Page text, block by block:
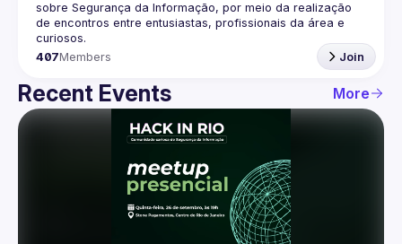
sobre Segurança da Informação, por meio da realização
de encontros entre entusiastas, profissionais da área e
407Members Join
Recent Events More